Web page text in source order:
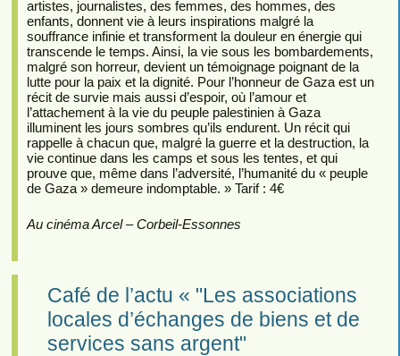
artistes, journalistes, des femmes, des hommes, des
enfants, donnent vie à leurs inspirations malgré la
souffrance infinie et transforment la douleur en énergie qui
transcende le temps. Ainsi, la vie sous les bombardements,
malgré son horreur, devient un témoignage poignant de la
lutte pour la paix et la dignité. Pour l’honneur de Gaza est un
récit de survie mais aussi d’espoir, où l’amour et
l’attachement à la vie du peuple palestinien à Gaza
illuminent les jours sombres qu’ils endurent. Un récit qui
rappelle à chacun que, malgré la guerre et la destruction, la
vie continue dans les camps et sous les tentes, et qui
prouve que, même dans l’adversité, l’humanité du « peuple
de Gaza » demeure indomptable. » Tarif : 4€
Au cinéma Arcel – Corbeil-Essonnes
Café de l’actu « "Les associations
locales d’échanges de biens et de
services sans argent"